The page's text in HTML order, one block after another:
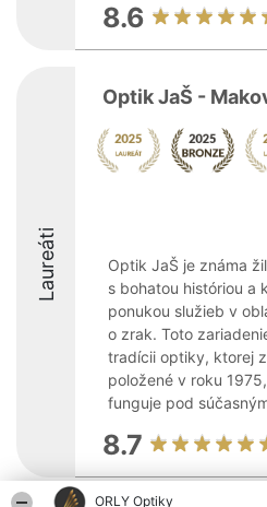
ORLY Optiky
8.6
Laureáti
Optik JaŠ -
Optik JaŠ je známa
s bohatou históriou a
ponukou služieb v
o zrak. Toto
tradícii optiky, ktorej
položené v roku
funguje pod
8.7